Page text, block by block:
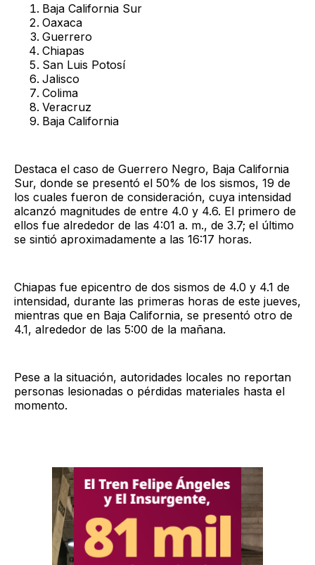
Baja California Sur
Oaxaca
Guerrero
Chiapas
San Luis Potosí
Jalisco
Colima
Veracruz
Baja California
Destaca el caso de Guerrero Negro, Baja California
Sur, donde se presentó el 50% de los sismos, 19 de
los cuales fueron de consideración, cuya intensidad
alcanzó magnitudes de entre 4.0 y 4.6. El primero de
ellos fue alrededor de las 4:01 a. m., de 3.7; el último
se sintió aproximadamente a las 16:17 horas.
Chiapas fue epicentro de dos sismos de 4.0 y 4.1 de
intensidad, durante las primeras horas de este jueves,
mientras que en Baja California, se presentó otro de
4.1, alrededor de las 5:00 de la mañana.
Pese a la situación, autoridades locales no reportan
personas lesionadas o pérdidas materiales hasta el
momento.